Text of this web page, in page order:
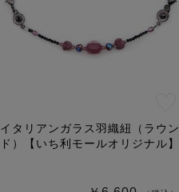
イタリアンガラス羽織紐（ラウン
ド）【いち利モールオリジナル】